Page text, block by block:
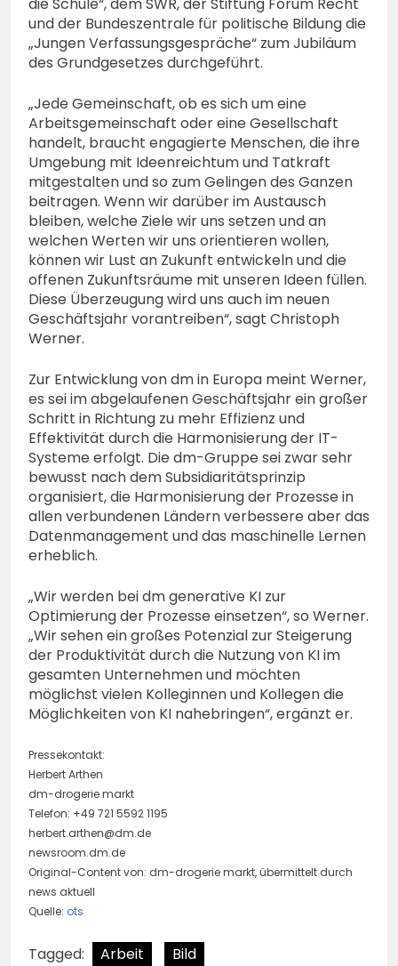
die Schule“, dem SWR, der Stiftung Forum Recht
und der Bundeszentrale für politische Bildung die
„Jungen Verfassungsgespräche“ zum Jubiläum
des Grundgesetzes durchgeführt.
„Jede Gemeinschaft, ob es sich um eine
Arbeitsgemeinschaft oder eine Gesellschaft
handelt, braucht engagierte Menschen, die ihre
Umgebung mit Ideenreichtum und Tatkraft
mitgestalten und so zum Gelingen des Ganzen
beitragen. Wenn wir darüber im Austausch
bleiben, welche Ziele wir uns setzen und an
welchen Werten wir uns orientieren wollen,
können wir Lust an Zukunft entwickeln und die
offenen Zukunftsräume mit unseren Ideen füllen.
Diese Überzeugung wird uns auch im neuen
Geschäftsjahr vorantreiben“, sagt Christoph
Werner.
Zur Entwicklung von dm in Europa meint Werner,
es sei im abgelaufenen Geschäftsjahr ein großer
Schritt in Richtung zu mehr Effizienz und
Effektivität durch die Harmonisierung der IT-
Systeme erfolgt. Die dm-Gruppe sei zwar sehr
bewusst nach dem Subsidiaritätsprinzip
organisiert, die Harmonisierung der Prozesse in
allen verbundenen Ländern verbessere aber das
Datenmanagement und das maschinelle Lernen
erheblich.
„Wir werden bei dm generative KI zur
Optimierung der Prozesse einsetzen“, so Werner.
„Wir sehen ein großes Potenzial zur Steigerung
der Produktivität durch die Nutzung von KI im
gesamten Unternehmen und möchten
möglichst vielen Kolleginnen und Kollegen die
Möglichkeiten von KI nahebringen“, ergänzt er.
Pressekontakt:
Herbert Arthen
dm-drogerie markt
Telefon: +49 721 5592 1195
herbert.arthen@dm.de
newsroom.dm.de
Original-Content von: dm-drogerie markt, übermittelt durch
news aktuell
Quelle: ots
Tagged: Arbeit
Bild